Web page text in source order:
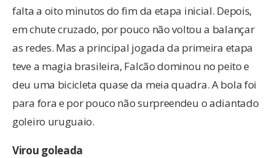
falta a oito minutos do fim da etapa inicial. Depois,
em chute cruzado, por pouco não voltou a balançar
as redes. Mas a principal jogada da primeira etapa
teve a magia brasileira, Falcão dominou no peito e
deu uma bicicleta quase da meia quadra. A bola foi
para fora e por pouco não surpreendeu o adiantado
goleiro uruguaio.
Virou goleada